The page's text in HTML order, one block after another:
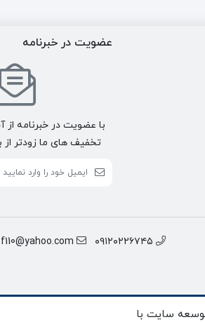
عضویت در خبرنامه
با عضویت در خبرنامه از
تخفیف های ما زودتر از
٠٩١٢٠٢٢٦٧٤٥
سایت با